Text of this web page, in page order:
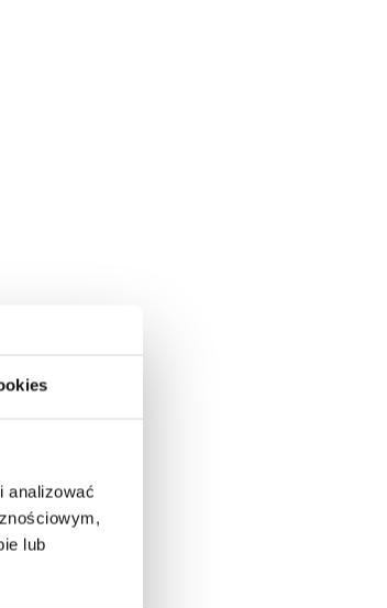
analizować
lub